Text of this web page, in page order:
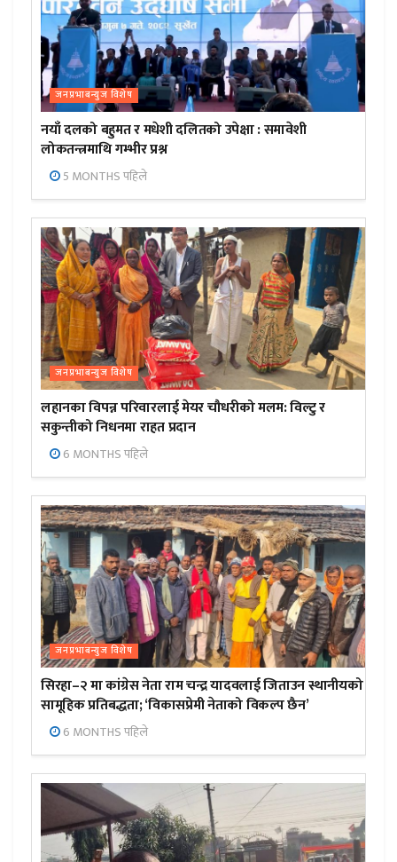
जनप्रभाबन्युज विशेष
नयाँ दलको बहुमत र मधेशी दलितको उपेक्षा : समावेशी
लोकतन्त्रमाथि गम्भीर प्रश्न
5 MONTHS पहिले
जनप्रभाबन्युज विशेष
लहानका विपन्न परिवारलाई मेयर चौधरीको मलम: विल्टु र
सकुन्तीको निधनमा राहत प्रदान
6 MONTHS पहिले
जनप्रभाबन्युज विशेष
सिरहा–२ मा कांग्रेस नेता राम चन्द्र यादवलाई जिताउन स्थानीयको
सामूहिक प्रतिबद्धता; ‘विकासप्रेमी नेताको विकल्प छैन’
6 MONTHS पहिले